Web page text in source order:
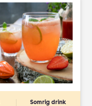
Somrig drink